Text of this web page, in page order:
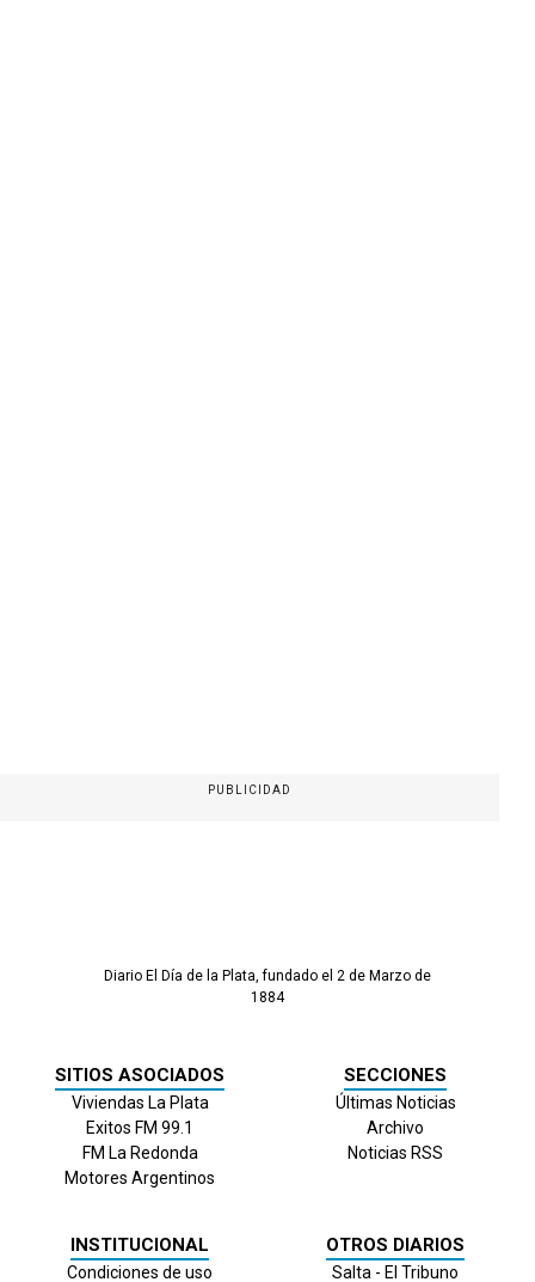
PUBLICIDAD
Diario El Día de la Plata, fundado el 2 de Marzo de
1884
SITIOS ASOCIADOS
Viviendas La Plata
Exitos FM 99.1
FM La Redonda
Motores Argentinos
SECCIONES
Últimas Noticias
Archivo
Noticias RSS
INSTITUCIONAL
Condiciones de uso
OTROS DIARIOS
Salta - El Tribuno